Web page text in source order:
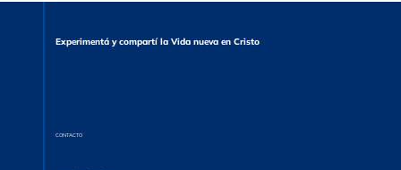
Experimentá y compartí la Vida nueva en Cristo
CONTACTO